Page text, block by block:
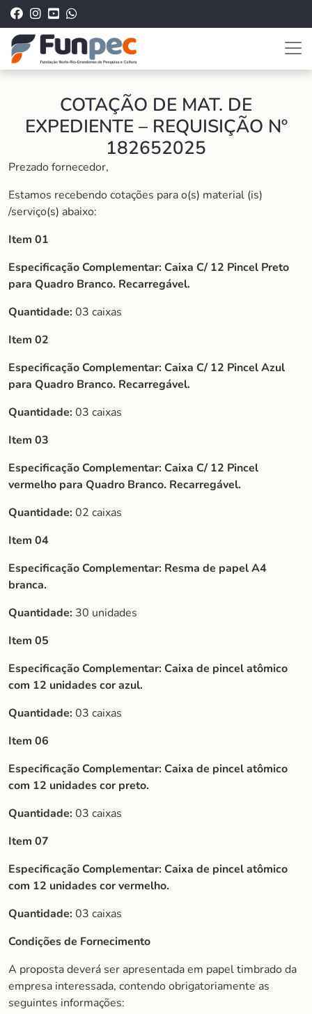
COTAÇÃO DE MAT. DE
EXPEDIENTE – REQUISIÇÃO Nº
182652025
Prezado fornecedor,
Estamos recebendo cotações para o(s) material (is)
/serviço(s) abaixo:
Item 01
Especificação Complementar:Caixa C/ 12 Pincel Preto
para Quadro Branco. Recarregável.
Quantidade:03 caixas
Item 02
Especificação Complementar:Caixa C/ 12 Pincel Azul
para Quadro Branco. Recarregável.
Quantidade:03 caixas
Item 03
Especificação Complementar:Caixa C/ 12 Pincel
vermelho para Quadro Branco. Recarregável.
Quantidade:02 caixas
Item 04
Especificação Complementar: Resma de papel A4
branca.
Quantidade: 30 unidades
Item 05
Especificação Complementar:Caixa de pincel atômico
com 12 unidades cor azul.
Quantidade:03 caixas
Item 06
Especificação Complementar:Caixa de pincel atômico
com 12 unidades cor preto.
Quantidade:03 caixas
Item 07
Especificação Complementar:Caixa de pincel atômico
com 12 unidades cor vermelho.
Quantidade:03 caixas
Condições de Fornecimento
A proposta deverá ser apresentada em papel timbrado da
empresa interessada, contendo obrigatoriamente as
seguintes informações: